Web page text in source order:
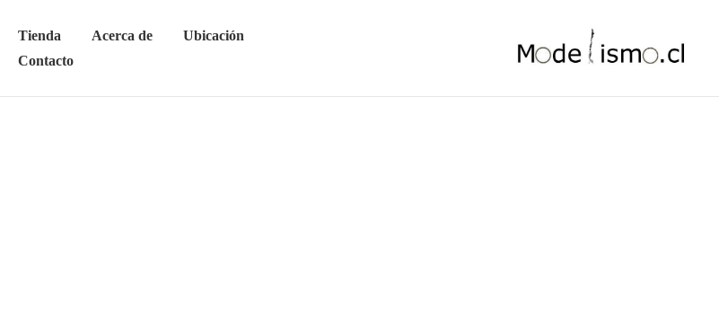
Tienda Acerca de
Ubicación
Contacto